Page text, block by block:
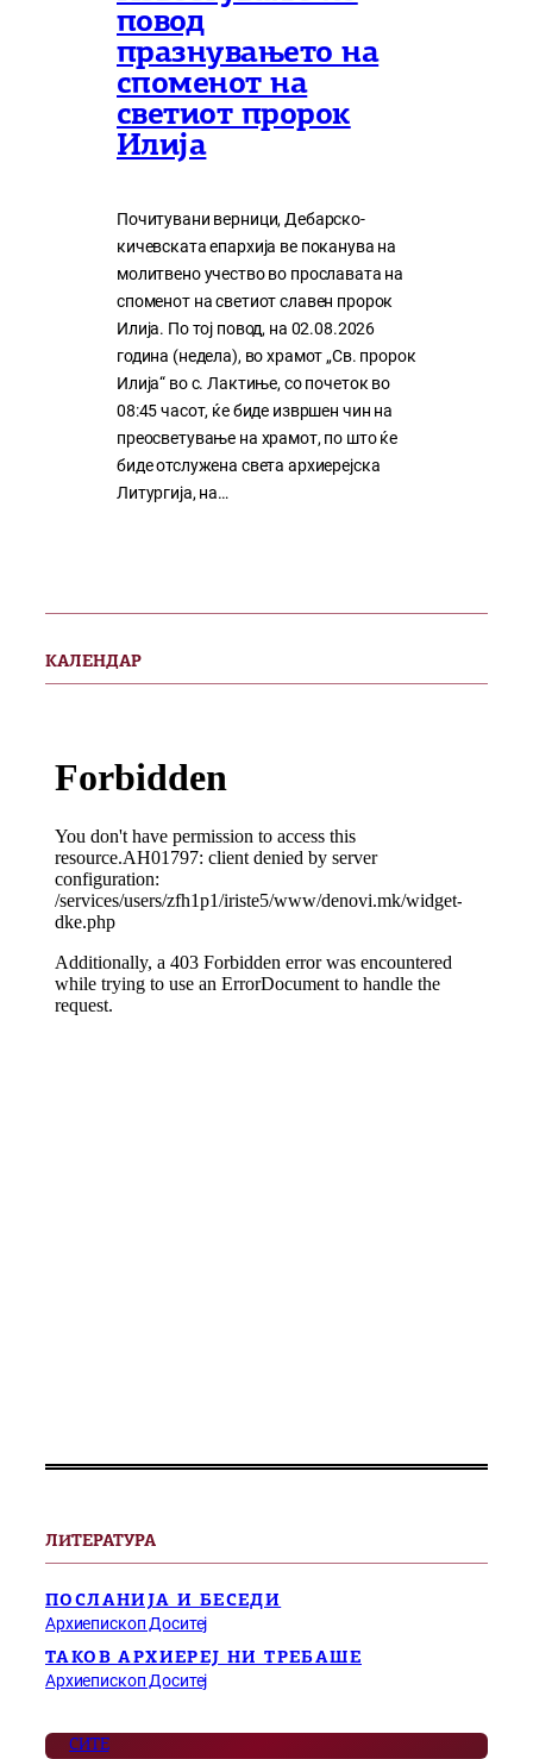
повод
празнувањето на
споменот на
светиот пророк
Илија
Почитувани верници, Дебарско-
кичевската епархија ве поканува на
молитвено учество во прославата на
споменот на светиот славен пророк
Илија. По тој повод, на 02.08.2026
година (недела), во храмот „Св. пророк
Илија“ во с. Лактиње, со почеток во
08:45 часот, ќе биде извршен чин на
преосветување на храмот, по што ќе
биде отслужена света архиерејска
Литургија, на…
КАЛЕНДАР
ЛИТЕРАТУРА
ПОСЛАНИЈА И БЕСЕДИ
Архиепископ Доситеј
ТАКОВ АРХИЕРЕЈ НИ ТРЕБАШЕ
Архиепископ Доситеј
СИТЕ